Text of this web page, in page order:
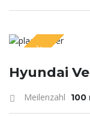
SPECIAL
Hyundai
Meilenzahl 100